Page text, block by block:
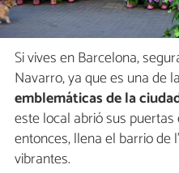
Si vives en Barcelona,
Navarro, ya que es una de
emblemáticas de la
este local abrió sus
entonces, llena el barrio de
vibrantes.